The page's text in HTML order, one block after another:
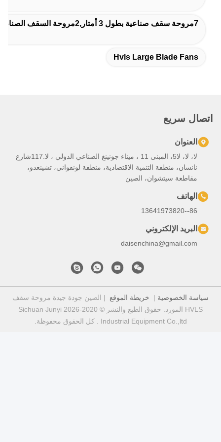
لا، لا، لا5، المبنى 11 ، ميناء جونينغ الصناعي الدولي ، لا.117شارع
تشينغدو،
جيدة مروحة سقف
HVLS المورد. حقوق الطبع والنشر © 2020-2026 Sichuan Junyi